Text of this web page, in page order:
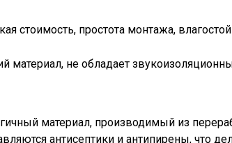
стоимость, простота монтажа,
материал, не обладает
материал, производимый из
антисептики и антипирены, что